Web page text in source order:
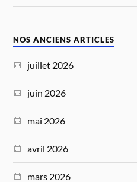
NOS ANCIENS ARTICLES
juillet 2026
juin 2026
mai 2026
avril 2026
mars 2026